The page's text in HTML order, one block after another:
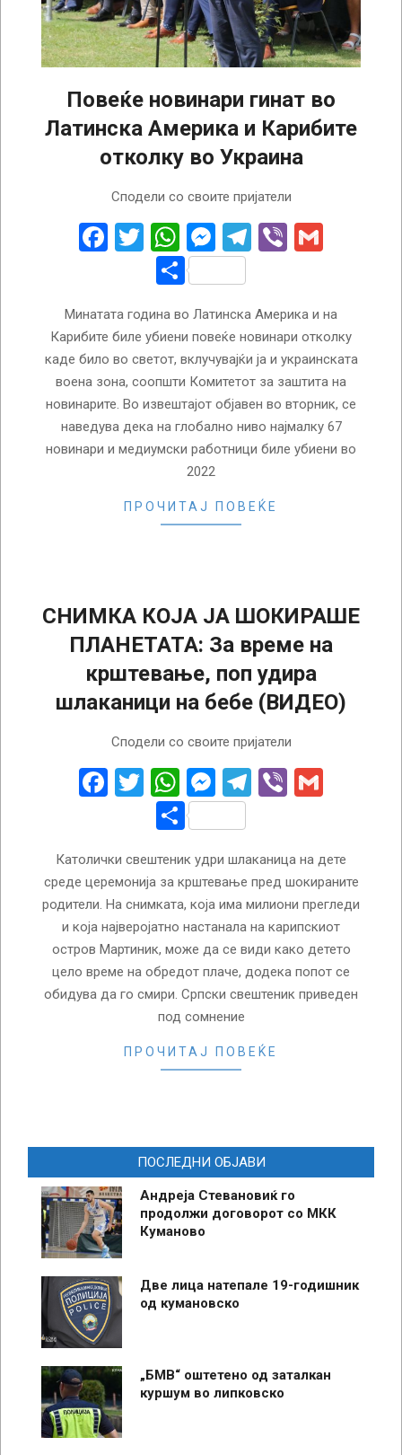
Повеќе новинари гинат во
Латинска Америка и Карибите
отколку во Украина
Сподели со своите пријатели
Facebook
Twitter
WhatsApp
Messenger
Telegram
Viber
Share
Минатата година во Латинска Америка и на
Карибите биле убиени повеќе новинари отколку
каде било во светот, вклучувајќи ја и украинската
воена зона, соопшти Комитетот за заштита на
новинарите. Во извештајот објавен во вторник, се
наведува дека на глобално ниво најмалку 67
новинари и медиумски работници биле убиени во
2022
ПРОЧИТАЈ ПОВЕЌЕ
СНИМКА КОЈА ЈА ШОКИРАШЕ
ПЛАНЕТАТА: За време на
крштевање, поп удира
шлаканици на бебе (ВИДЕО)
Сподели со своите пријатели
Facebook
Twitter
WhatsApp
Messenger
Telegram
Viber
Share
Католички свештеник удри шлаканица на дете
среде церемонија за крштевање пред шокираните
родители. На снимката, која има милиони прегледи
и која најверојатно настанала на карипскиот
остров Мартиник, може да се види како детето
цело време на обредот плаче, додека попот се
обидува да го смири. Српски свештеник приведен
под сомнение
ПРОЧИТАЈ ПОВЕЌЕ
ПОСЛЕДНИ ОБЈАВИ
Андреја Стевановиќ го
продолжи договорот со МКК
Куманово
Две лица натепале 19-годишник
од кумановско
„БМВ“ оштетено од заталкан
куршум во липковско